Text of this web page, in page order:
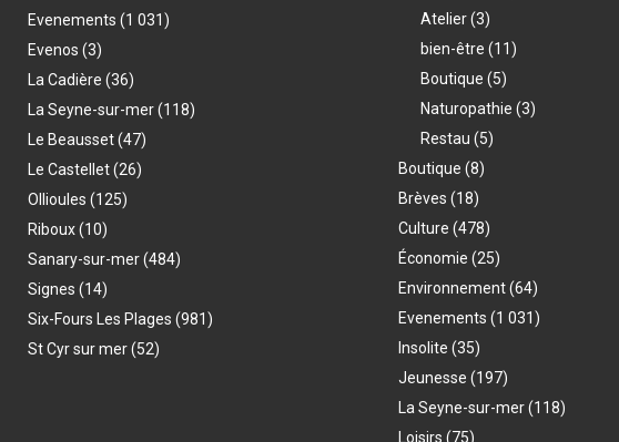
Evenements (1 031)
Evenos (3)
La Cadière (36)
La Seyne-sur-mer(118)
Le Beausset(47)
Le Castellet(26)
Ollioules (125)
Riboux(10)
Sanary-sur-mer(484)
Signes (14)
Six-Fours Les Plages (981)
St Cyr sur mer(52)
Atelier(3)
bien-être (11)
Boutique (5)
Naturopathie (3)
Restau (5)
Boutique (8)
Brèves (18)
Culture (478)
Économie (25)
Environnement(64)
Evenements (1 031)
Insolite (35)
Jeunesse (197)
La Seyne-sur-mer(118)
Loisirs (75)